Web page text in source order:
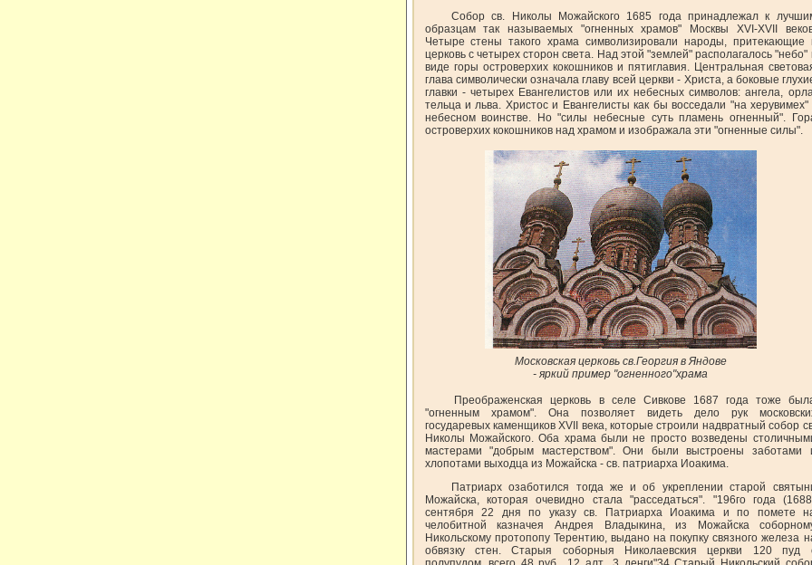
Собор св. Николы Можайского 1685 года принадлежал к
образцам так называемых "огненных храмов" Москвы XVI-XVII
Четыре стены такого храма символизировали народы, притекающие
церковь с четырех сторон света. Над этой "землей" располагалось "небо"
виде горы островерхих кокошников и пятиглавия. Центральная
глава символически означала главу всей церкви - Христа, а боковые
главки - четырех Евангелистов или их небесных символов: ангела,
тельца и льва. Христос и Евангелисты как бы восседали "на херувимех"
небесном воинстве. Но "силы небесные суть пламень огненный".
островерхих кокошников над храмом и изображала эти "огненные силы".
Московская церковь св.Георгия в Яндове
- яркий пример "огненного"храма
Преображенская церковь в селе Сивкове 1687 года тоже
"огненным храмом". Она позволяет видеть дело рук
государевых каменщиков XVII века, которые строили надвратный собор
Николы Можайского. Оба храма были не просто возведены
мастерами "добрым мастерством". Они были выстроены заботами
хлопотами выходца из Можайска - св. патриарха Иоакима.
Патриарх озаботился тогда же и об укреплении старой
Можайска, которая очевидно стала "расседаться". "196го года
сентября 22 дня по указу св. Патриарха Иоакима и по помете
челобитной казначея Андрея Владыкина, из Можайска
Никольскому протопопу Терентию, выдано на покупку связного железа
обвязку стен. Старыя соборныя Николаевския церкви 120 пуд